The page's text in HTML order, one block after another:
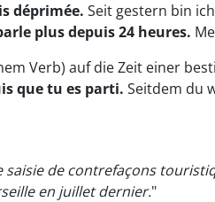
déprimée. Seit gestern bin
plus depuis 24 heures.
Verb) auf die Zeit einer
que tu es parti. Seitdem du
saisie de contrefaçons
en juillet dernier."